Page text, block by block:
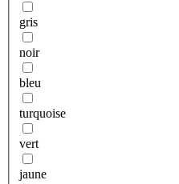
gris
noir
bleu
turquoise
vert
jaune